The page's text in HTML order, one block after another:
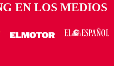
EN LOS MEDIOS